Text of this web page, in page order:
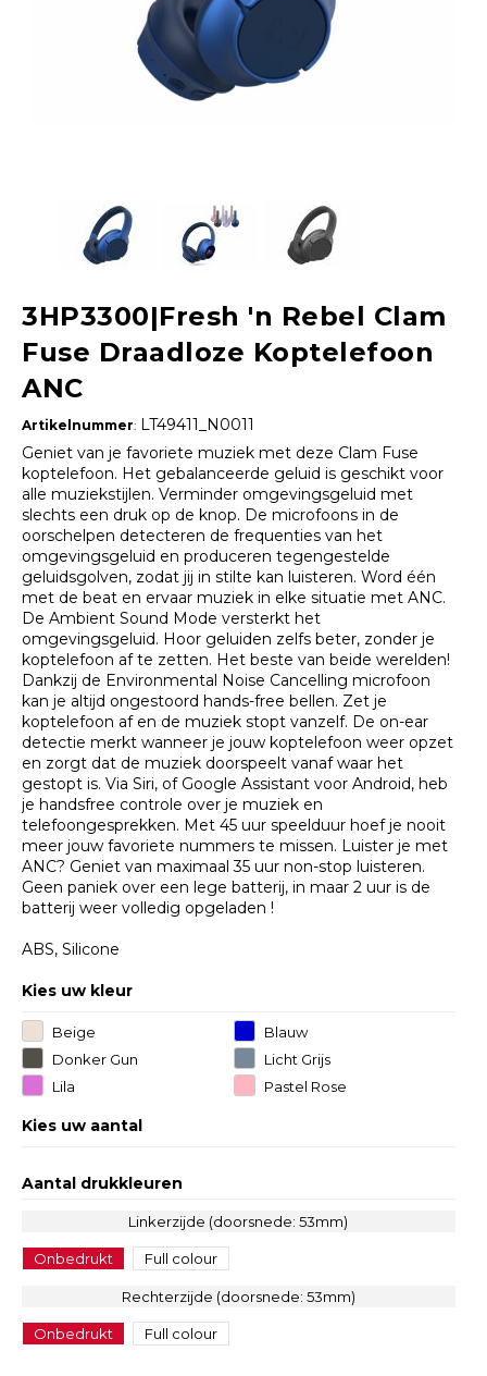
3HP3300|Fresh 'n Rebel Clam
Fuse Draadloze Koptelefoon
ANC
Artikelnummer: LT49411_N0011
Geniet van je favoriete muziek met deze Clam Fuse
koptelefoon. Het gebalanceerde geluid is geschikt voor
alle muziekstijlen. Verminder omgevingsgeluid met
slechts een druk op de knop. De microfoons in de
oorschelpen detecteren de frequenties van het
omgevingsgeluid en produceren tegengestelde
geluidsgolven, zodat jij in stilte kan luisteren. Word één
met de beat en ervaar muziek in elke situatie met ANC.
De Ambient Sound Mode versterkt het
omgevingsgeluid. Hoor geluiden zelfs beter, zonder je
koptelefoon af te zetten. Het beste van beide werelden!
Dankzij de Environmental Noise Cancelling microfoon
kan je altijd ongestoord hands-free bellen. Zet je
koptelefoon af en de muziek stopt vanzelf. De on-ear
detectie merkt wanneer je jouw koptelefoon weer opzet
en zorgt dat de muziek doorspeelt vanaf waar het
gestopt is. Via Siri, of Google Assistant voor Android, heb
je handsfree controle over je muziek en
telefoongesprekken. Met 45 uur speelduur hoef je nooit
meer jouw favoriete nummers te missen. Luister je met
ANC? Geniet van maximaal 35 uur non-stop luisteren.
Geen paniek over een lege batterij, in maar 2 uur is de
batterij weer volledig opgeladen !
ABS, Silicone
Kies uw kleur
Beige
Blauw
Donker Gun
Licht Grijs
Lila
Pastel Rose
Kies uw aantal
Aantal drukkleuren
Linkerzijde (doorsnede: 53mm)
Onbedrukt Full colour
Rechterzijde (doorsnede: 53mm)
Onbedrukt Full colour